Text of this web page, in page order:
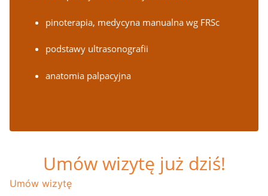
pinoterapia, medycyna manualna wg FRSc
podstawy ultrasonografii
anatomia palpacyjna
Umów wizytę już dziś!
Umów wizytę